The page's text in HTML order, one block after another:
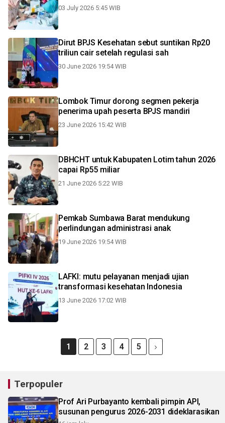
03 July 2026 5:45 WIB
Dirut BPJS Kesehatan sebut suntikan Rp20
triliun cair setelah regulasi sah
30 June 2026 19:54 WIB
Lombok Timur dorong segmen pekerja
penerima upah peserta BPJS mandiri
23 June 2026 15:42 WIB
DBHCHT untuk Kabupaten Lotim tahun 2026
capai Rp55 miliar
21 June 2026 5:22 WIB
Pemkab Sumbawa Barat mendukung
perlindungan administrasi anak
19 June 2026 19:54 WIB
LAFKI: mutu pelayanan menjadi ujian
transformasi kesehatan Indonesia
13 June 2026 17:02 WIB
1 2 3 4 5
Terpopuler
Prof Ari Purbayanto kembali pimpin API,
susunan pengurus 2026-2031 dideklarasikan